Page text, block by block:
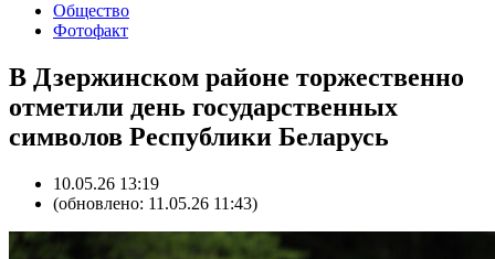
Общество
Фотофакт
В Дзержинском районе торжественно
отметили день государственных
символов Республики Беларусь
10.05.26 13:19
(обновлено: 11.05.26 11:43)